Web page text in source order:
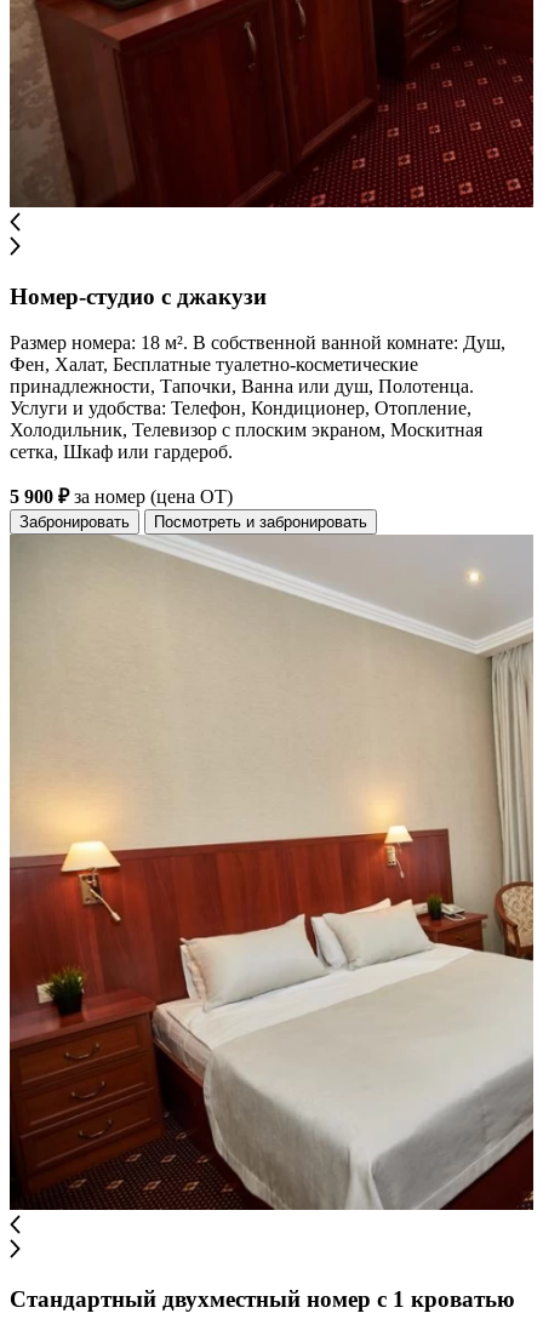
Номер-студио с джакузи
Размер номера: 18 м². В собственной ванной комнате: Душ,
Фен, Халат, Бесплатные туалетно-косметические
принадлежности, Тапочки, Ванна или душ, Полотенца.
Услуги и удобства: Телефон, Кондиционер, Отопление,
Холодильник, Телевизор с плоским экраном, Москитная
сетка, Шкаф или гардероб.
5 900 ₽за номер (цена ОТ)
Забронировать Посмотреть и забронировать
Стандартный двухместный номер с 1 кроватью